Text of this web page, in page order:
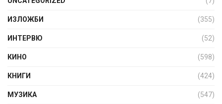
ИЗЛОЖБИ (355)
ИНТЕРВЮ (52)
КИНО (598)
КНИГИ (424)
МУЗИКА (547)